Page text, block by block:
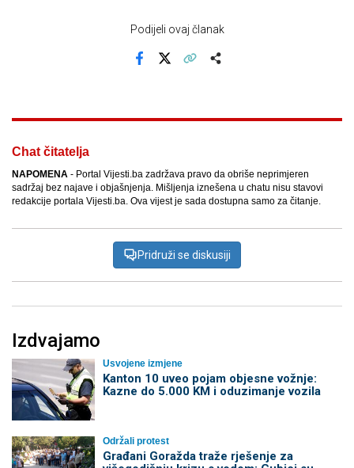
Podijeli ovaj članak
Chat čitatelja
NAPOMENA - Portal Vijesti.ba zadržava pravo da obriše neprimjeren
sadržaj bez najave i objašnjenja. Mišljenja iznešena u chatu nisu stavovi
redakcije portala Vijesti.ba. Ova vijest je sada dostupna samo za čitanje.
Pridruži se diskusiji
Izdvajamo
Usvojene izmjene
Kanton 10 uveo pojam objesne vožnje:
Kazne do 5.000 KM i oduzimanje vozila
Održali protest
Građani Goražda traže rješenje za